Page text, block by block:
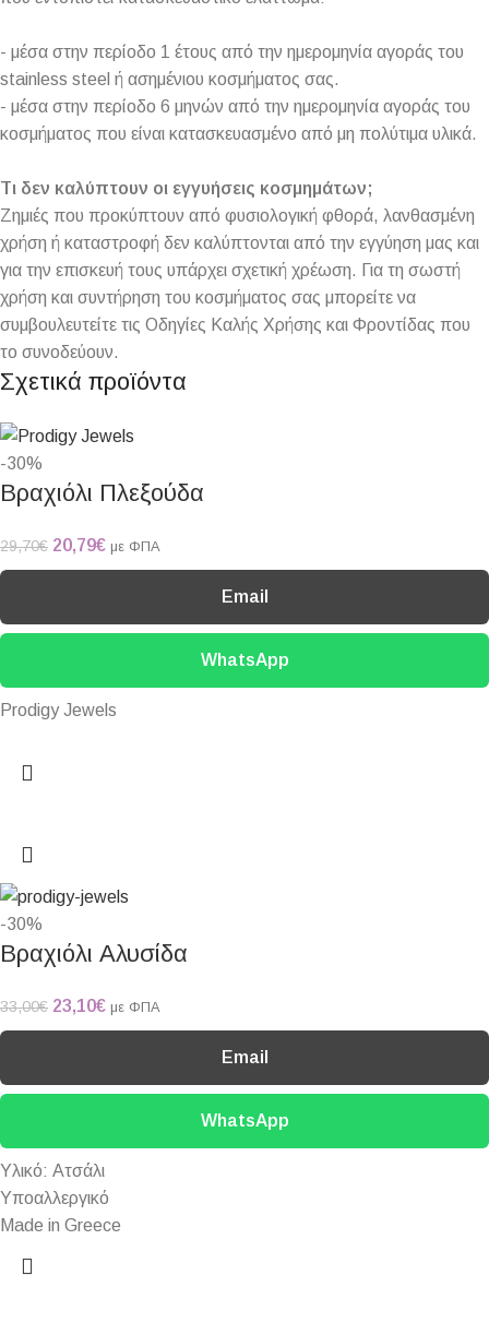
- μέσα στην περίοδο 1 έτους από την ημερομηνία αγοράς του
stainless steel ή ασημένιου κοσμήματος σας.
- μέσα στην περίοδο 6 μηνών από την ημερομηνία αγοράς του
κοσμήματος που είναι κατασκευασμένο από μη πολύτιμα υλικά.
Τι δεν καλύπτουν οι εγγυήσεις κοσμημάτων;
Ζημιές που προκύπτουν από φυσιολογική φθορά, λανθασμένη
χρήση ή καταστροφή δεν καλύπτονται από την εγγύηση μας και
για την επισκευή τους υπάρχει σχετική χρέωση. Για τη σωστή
χρήση και συντήρηση του κοσμήματος σας μπορείτε να
συμβουλευτείτε τις Οδηγίες Καλής Χρήσης και Φροντίδας που
το συνοδεύουν.
Σχετικά προϊόντα
-30%
Βραχιόλι Πλεξούδα
29,70€ 20,79€ με ΦΠΑ
Email
WhatsApp
Prodigy Jewels
-30%
Βραχιόλι Αλυσίδα
33,00€ 23,10€ με ΦΠΑ
Email
WhatsApp
Υλικό: Ατσάλι
Υποαλλεργικό
Made in Greece